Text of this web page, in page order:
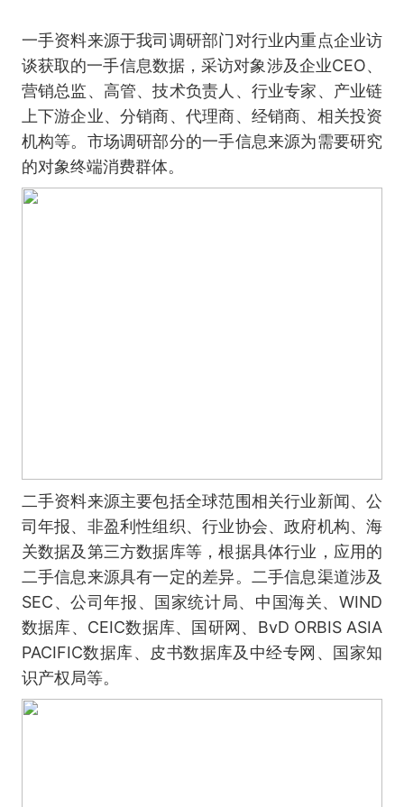
一手资料来源于我司调研部门对行业内重点企业访
谈获取的一手信息数据，采访对象涉及企业CEO、
营销总监、高管、技术负责人、行业专家、产业链
上下游企业、分销商、代理商、经销商、相关投资
机构等。市场调研部分的一手信息来源为需要研究
的对象终端消费群体。
二手资料来源主要包括全球范围相关行业新闻、公
司年报、非盈利性组织、行业协会、政府机构、海
关数据及第三方数据库等，根据具体行业，应用的
二手信息来源具有一定的差异。二手信息渠道涉及
SEC、公司年报、国家统计局、中国海关、WIND
数据库、CEIC数据库、国研网、BvD ORBIS ASIA
PACIFIC数据库、皮书数据库及中经专网、国家知
识产权局等。